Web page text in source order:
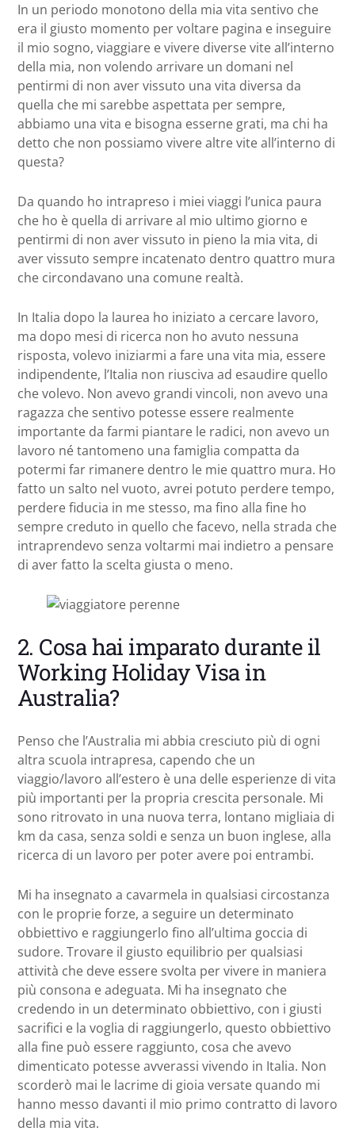
In un periodo monotono della mia vita sentivo che
era il giusto momento per voltare pagina e inseguire
il mio sogno, viaggiare e vivere diverse vite all’interno
della mia, non volendo arrivare un domani nel
pentirmi di non aver vissuto una vita diversa da
quella che mi sarebbe aspettata per sempre,
abbiamo una vita e bisogna esserne grati, ma chi ha
detto che non possiamo vivere altre vite all’interno di
questa?
Da quando ho intrapreso i miei viaggi l’unica paura
che ho è quella di arrivare al mio ultimo giorno e
pentirmi di non aver vissuto in pieno la mia vita, di
aver vissuto sempre incatenato dentro quattro mura
che circondavano una comune realtà.
In Italia dopo la laurea ho iniziato a cercare lavoro,
ma dopo mesi di ricerca non ho avuto nessuna
risposta, volevo iniziarmi a fare una vita mia, essere
indipendente, l’Italia non riusciva ad esaudire quello
che volevo. Non avevo grandi vincoli, non avevo una
ragazza che sentivo potesse essere realmente
importante da farmi piantare le radici, non avevo un
lavoro né tantomeno una famiglia compatta da
potermi far rimanere dentro le mie quattro mura. Ho
fatto un salto nel vuoto, avrei potuto perdere tempo,
perdere fiducia in me stesso, ma fino alla fine ho
sempre creduto in quello che facevo, nella strada che
intraprendevo senza voltarmi mai indietro a pensare
di aver fatto la scelta giusta o meno.
2. Cosa hai imparato durante il
Working Holiday Visa in
Australia?
Penso che l’Australia mi abbia cresciuto più di ogni
altra scuola intrapresa, capendo che un
viaggio/lavoro all’estero è una delle esperienze di vita
più importanti per la propria crescita personale. Mi
sono ritrovato in una nuova terra, lontano migliaia di
km da casa, senza soldi e senza un buon inglese, alla
ricerca di un lavoro per poter avere poi entrambi.
Mi ha insegnato a cavarmela in qualsiasi circostanza
con le proprie forze, a seguire un determinato
obbiettivo e raggiungerlo fino all’ultima goccia di
sudore. Trovare il giusto equilibrio per qualsiasi
attività che deve essere svolta per vivere in maniera
più consona e adeguata. Mi ha insegnato che
credendo in un determinato obbiettivo, con i giusti
sacrifici e la voglia di raggiungerlo, questo obbiettivo
alla fine può essere raggiunto, cosa che avevo
dimenticato potesse avverassi vivendo in Italia. Non
scorderò mai le lacrime di gioia versate quando mi
hanno messo davanti il mio primo contratto di lavoro
della mia vita.